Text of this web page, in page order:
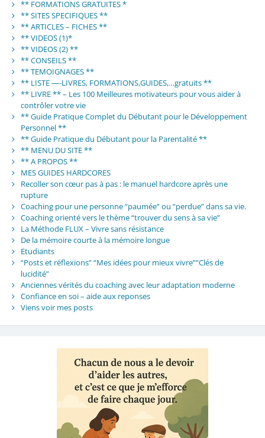
** FORMATIONS GRATUITES *
** SITES SPECIFIQUES **
** ARTICLES – FICHES **
** VIDEOS (1)*
** VIDEOS (2) **
** CONSEILS **
** TEMOIGNAGES **
** LISTE —-LIVRES, FORMATIONS,GUIDES,…gratuits **
** LIVRE ** – Les 100 Meilleures motivateurs pour vous aider à
contrôler votre vie
** Guide Pratique Complet du Débutant pour le Développement
Personnel **
** Guide Pratique du Débutant pour la Parentalité **
** MENU DU SITE **
** A PROPOS **
MES GUIDES HARDCORES
Recoller son cœur pas à pas : le manuel hardcore après une
rupture
Coaching pour une personne “paumée” ou “perdue” dans sa vie.
Coaching orienté vers le thème “trouver du sens à sa vie”
La Méthode FLUX – Vivre sans résistance
De la mémoire courte à la mémoire longue
Etudiants
“Posts et réflexions” “Mes idées pour mieux vivre”“Clés de
lucidité”
Anciennes vérités du coaching avec leur adaptation moderne
Confiance en soi – aide aux reponses
Viens voir mes posts